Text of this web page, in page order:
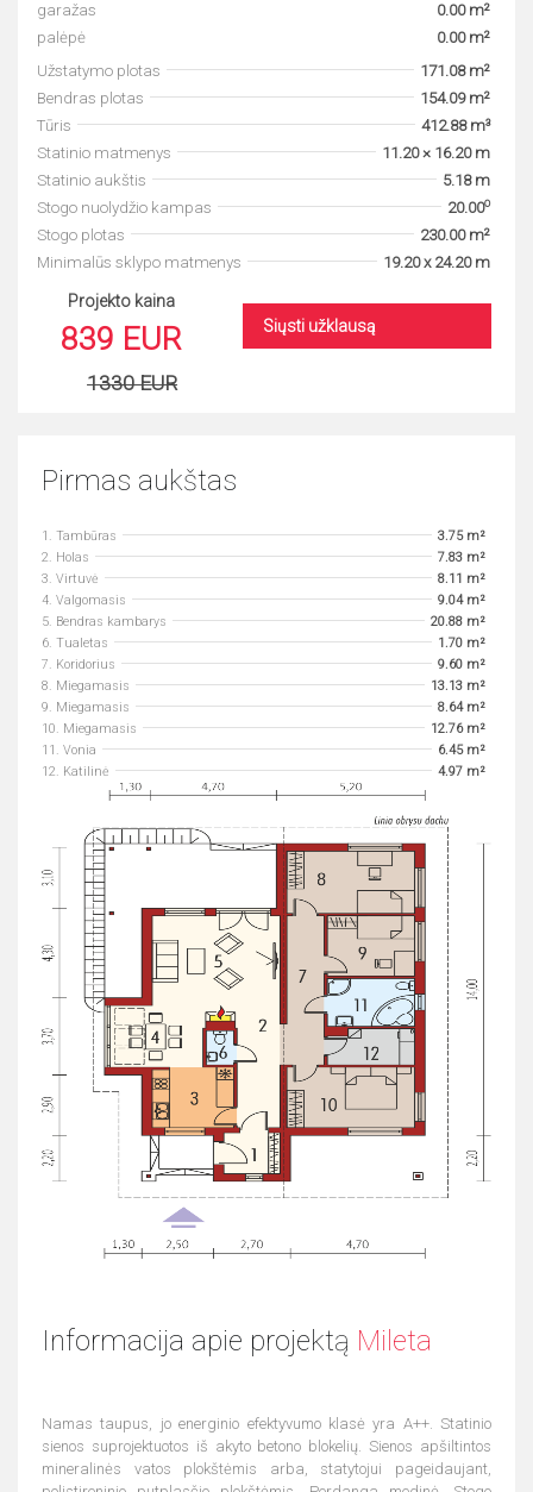
garažas
0.00 m²
palėpė
0.00 m²
Užstatymo plotas
171.08 m²
Bendras plotas
154.09 m²
Tūris
412.88 m³
Statinio matmenys
11.20 × 16.20 m
Statinio aukštis
5.18 m
Stogo nuolydžio kampas
20.00o
Stogo plotas
230.00 m²
Minimalūs sklypo matmenys
19.20 x 24.20 m
Projekto kaina
839 EUR
1330 EUR
Siųsti užklausą
Pirmas aukštas
1. Tambūras
3.75 m²
2. Holas
7.83 m²
3. Virtuvė
8.11 m²
4. Valgomasis
9.04 m²
5. Bendras kambarys
20.88 m²
6. Tualetas
1.70 m²
7. Koridorius
9.60 m²
8. Miegamasis
13.13 m²
9. Miegamasis
8.64 m²
10. Miegamasis
12.76 m²
11. Vonia
6.45 m²
12. Katilinė
4.97 m²
Informacija apie projektą Mileta
Namas taupus, jo energinio efektyvumo klasė yra A++. Statinio
sienos suprojektuotos iš akyto betono blokelių. Sienos apšiltintos
mineralinės vatos plokštėmis arba, statytojui pageidaujant,